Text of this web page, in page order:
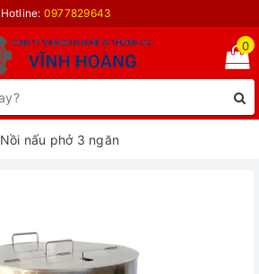
Hotline: 0977829643
0
Nồi nấu phở 3 ngăn